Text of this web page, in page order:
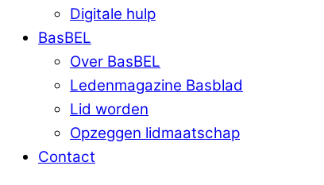
Digitale hulp
BasBEL
Over BasBEL
Ledenmagazine Basblad
Lid worden
Opzeggen lidmaatschap
Contact